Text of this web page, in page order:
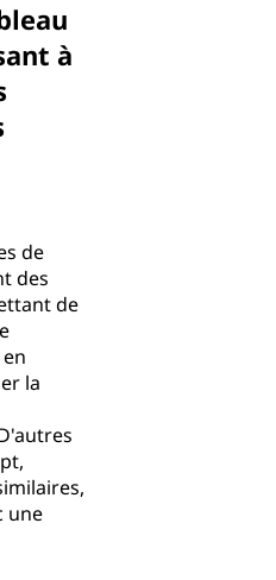
à
de
des
de
la
une